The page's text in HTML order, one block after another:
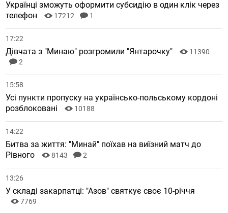
Українці зможуть оформити субсидію в один клік через
телефон
17212 1
17:22
Дівчата з "Минаю" розгромили "Янтарочку"
11390
2
15:58
Усі пункти пропуску на українсько-польському кордоні
розблоковані
10188
14:22
Битва за життя: "Минай" поїхав на виїзний матч до
Рівного
8143 2
13:26
У складі закарпатці: "Азов" святкує своє 10-річчя
7769